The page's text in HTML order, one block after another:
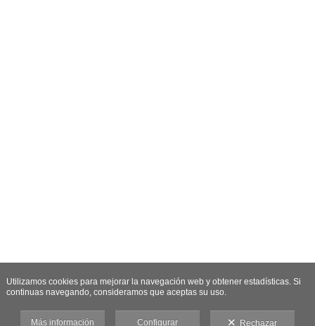
Utilizamos cookies para mejorar la navegación web y obtener estadísticas. Si
continuas navegando, consideramos que aceptas su uso.
Más información Configurar Rechazar